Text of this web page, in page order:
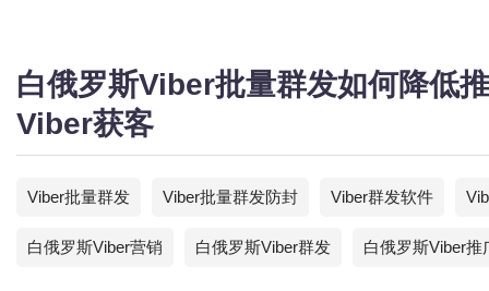
白俄罗斯Viber批量群发如何降低
Viber获客
Viber批量群发 Viber批量群发防封 Viber群发软件
白俄罗斯Viber营销 白俄罗斯Viber群发 白俄罗斯Viber推